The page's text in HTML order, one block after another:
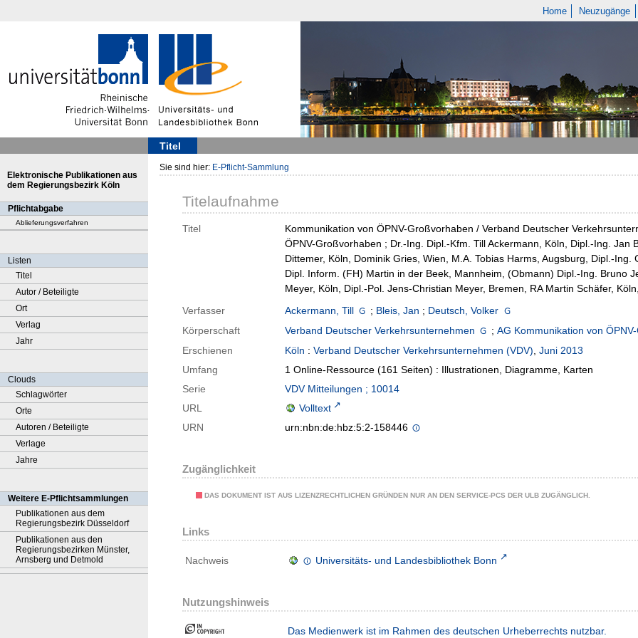
Home Neuzugänge
Titel
Elektronische Publikationen aus
dem Regierungsbezirk Köln
Pflichtabgabe
Ablieferungsverfahren
Listen
Titel
Autor / Beteiligte
Ort
Verlag
Jahr
Clouds
Schlagwörter
Orte
Autoren / Beteiligte
Verlage
Jahre
Weitere E-Pflichtsammlungen
Publikationen aus dem
Regierungsbezirk Düsseldorf
Publikationen aus den
Regierungsbezirken Münster,
Arnsberg und Detmold
Sie sind hier: E-Pflicht-Sammlung
Titelaufnahme
Titel
Kommunikation von ÖPNV-Großvorhaben / Verband Deutscher
ÖPNV-Großvorhaben ; Dr.-Ing. Dipl.-Kfm. Till Ackermann, Köln, Dipl.-Ing.
Dittemer, Köln, Dominik Gries, Wien, M.A. Tobias Harms, Augsburg, Dipl.-
Dipl. Inform. (FH) Martin in der Beek, Mannheim, (Obmann) Dipl.-Ing. Bruno
Meyer, Köln, Dipl.-Pol. Jens-Christian Meyer, Bremen, RA Martin Schäfer,
Verfasser
Ackermann, Till ; Bleis, Jan ; Deutsch, Volker
Körperschaft
Verband Deutscher Verkehrsunternehmen ;AG Kommunikation von
Erschienen
Köln : Verband Deutscher Verkehrsunternehmen (VDV), Juni 2013
Umfang
1 Online-Ressource (161 Seiten) : Illustrationen, Diagramme, Karten
Serie
VDV Mitteilungen ; 10014
URL
Volltext
URN
urn:nbn:de:hbz:5:2-158446
Zugänglichkeit
DAS DOKUMENT IST AUS LIZENZRECHTLICHEN GRÜNDEN NUR AN DEN SERVICE-PCS DER ULB ZUGÄNGLICH.
Links
Nachweis Universitäts- und Landesbibliothek Bonn
Nutzungshinweis
Das Medienwerk ist im Rahmen des deutschen Urheberrechts nutzbar.